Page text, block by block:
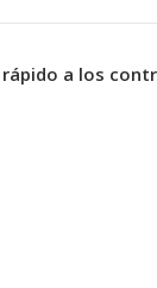
a los